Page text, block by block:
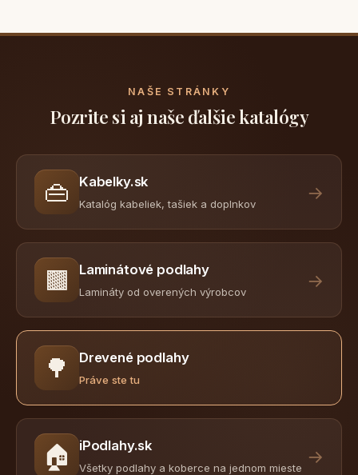
NAŠE STRÁNKY
Pozrite si aj naše ďalšie katalógy
👜 Kabelky.sk
Katalóg kabeliek, tašiek a doplnkov
→
🟫 Laminátové podlahy
Lamináty od overených výrobcov
→
🌳 Drevené podlahy
Práve ste tu
🏠 iPodlahy.sk
Všetky podlahy a koberce na jednom mieste
→